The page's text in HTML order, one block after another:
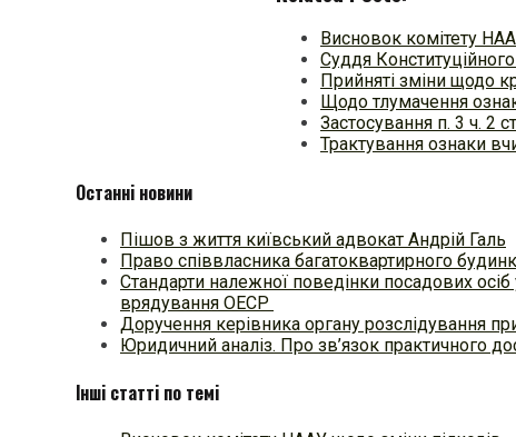
Висновок комітету
Суддя
Прийняті зміни щодо
Щодо тлумачення
Застосування п. 3 ч. 2
Трактування ознаки
Останні новини
Пішов з життя київський адвокат Андрій Галь
Право співвласника багатоквартирного
Стандарти належної поведінки посадових
врядування ОЕСР
Доручення керівника органу розслідування
Юридичний аналіз. Про зв’язок практичного
Інші статті по темі